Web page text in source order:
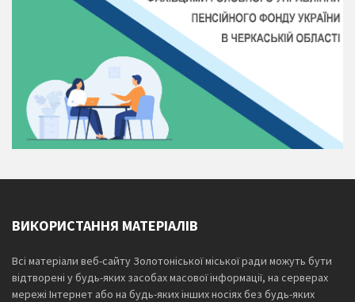
ВИКОРИСТАННЯ МАТЕРІАЛІВ
Всі матеріали веб-сайту Золотоніської міської ради можуть бути
відтворені у будь-яких засобах масової інформації, на серверах
мережі Інтернет або на будь-яких інших носіях без будь-яких